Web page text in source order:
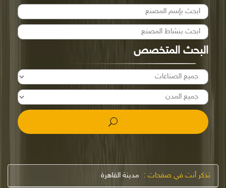
البحث المتخصص
تذكر أنت في صفحات : مدينة القاهرة